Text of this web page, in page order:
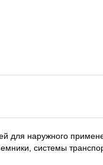
для наружного
системы